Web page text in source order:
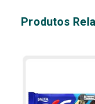
Produtos